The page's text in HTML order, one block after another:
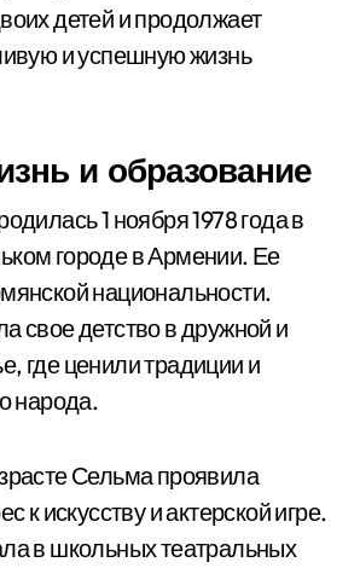
детей и продолжает
и успешную жизнь
и образование
1 ноября 1978 года в
городе в Армении. Ее
национальности.
свое детство в дружной и
где ценили традиции и
народа.
Сельма проявила
к искусству и актерской игре.
в школьных театральных